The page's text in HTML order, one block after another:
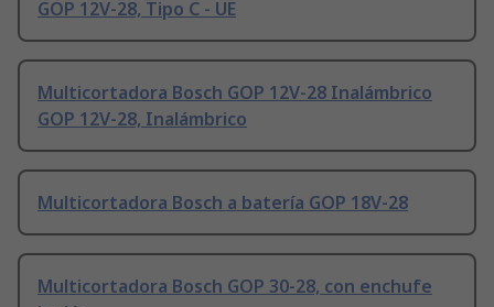
GOP 12V-28, Tipo C - UE
Multicortadora Bosch GOP 12V-28 Inalámbrico
GOP 12V-28, Inalámbrico
Multicortadora Bosch a batería GOP 18V-28
Multicortadora Bosch GOP 30-28, con enchufe